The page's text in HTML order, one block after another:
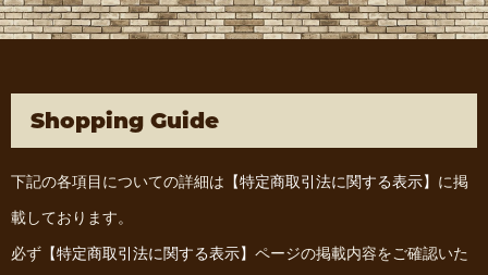
Shopping Guide
下記の各項目についての詳細は 【特定商取引法に関する表示】 に掲
載しております。
必ず 【特定商取引法に関する表示】 ページの掲載内容をご確認いた